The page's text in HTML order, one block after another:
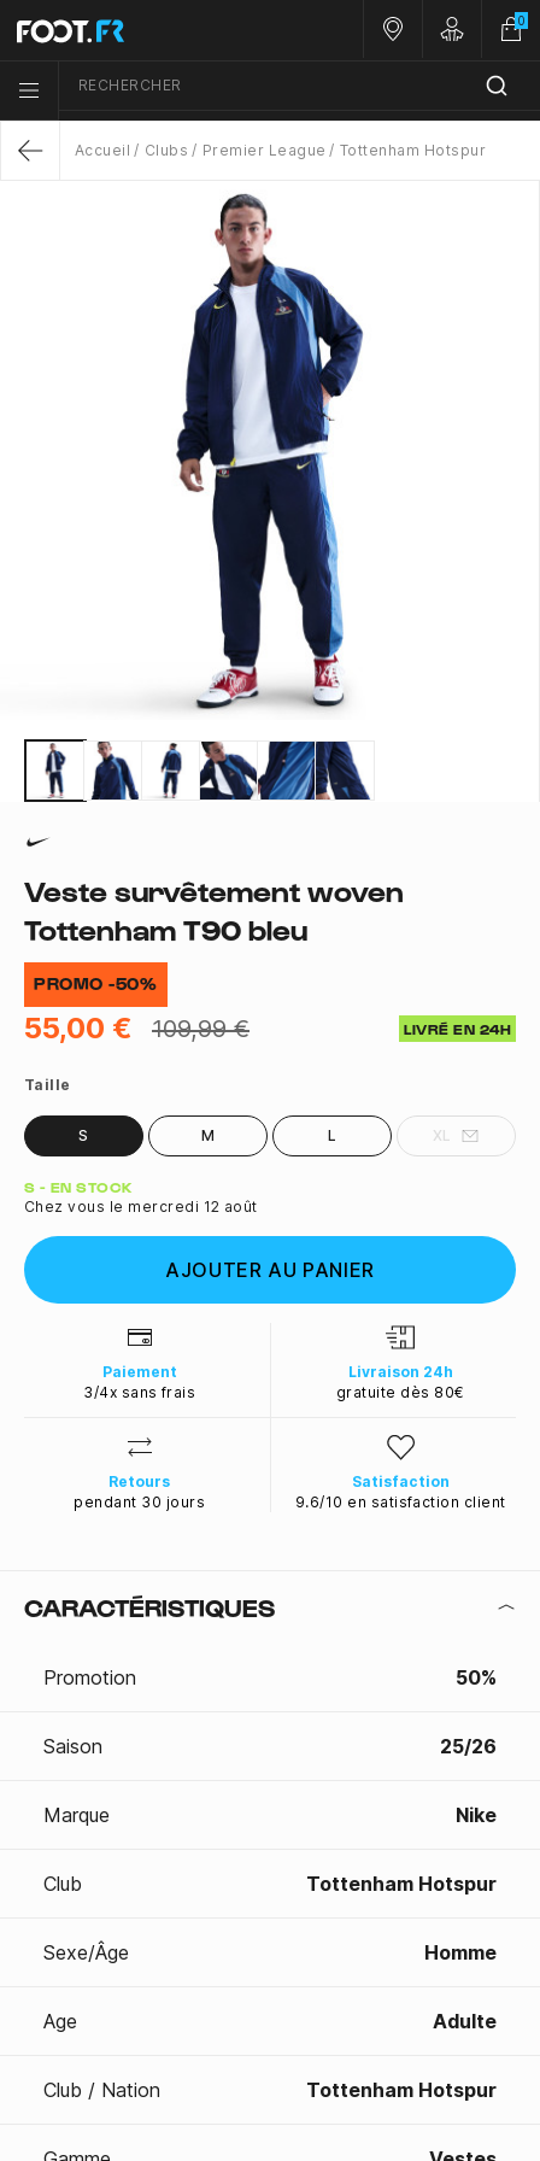
Menu list icon
RECHERCHER
Nos magasins
Customer
0
Accueil Clubs Premier League Tottenham Hotspur
Veste survêtement woven
Tottenham T90 bleu
PROMO -50%
55,00 € 109,99 € LIVRÉ EN 24H
Taille
S M L XL
Quantité
S - EN STOCK
Chez vous le mercredi 12 août
AJOUTER AU PANIER
Paiement
3/4x sans frais
Livraison 24h
gratuite dès 80€
Retours
pendant 30 jours
Satisfaction
9.6/10 en satisfaction client
CARACTÉRISTIQUES
Promotion 50%
Saison 25/26
Marque Nike
Club Tottenham Hotspur
Sexe/Âge Homme
Age Adulte
Club / Nation Tottenham Hotspur